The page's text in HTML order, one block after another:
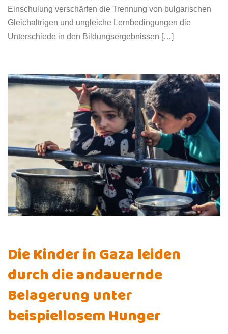
Einschulung verschärfen die Trennung von bulgarischen
Gleichaltrigen und ungleiche Lernbedingungen die
Unterschiede in den Bildungsergebnissen […]
Die Kinder in Gaza leiden
durch die andauernde
Belagerung unter
beispiellosem Hunger